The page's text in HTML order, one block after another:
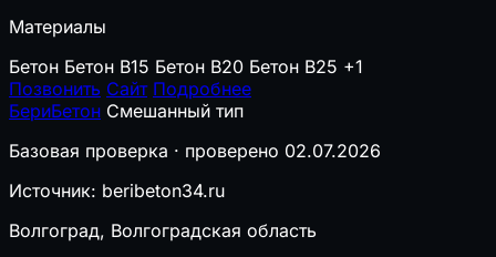
Материалы
Бетон Бетон B15 Бетон B20 Бетон B25 +1
Позвонить Сайт Подробнее
БериБетон Смешанный тип
Базовая проверка · проверено 02.07.2026
Источник: beribeton34.ru
Волгоград, Волгоградская область